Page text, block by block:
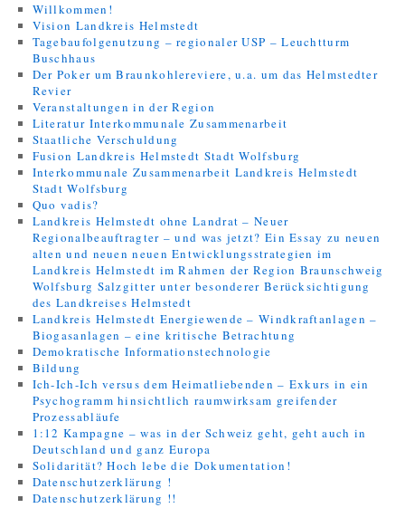
Willkommen!
Vision Landkreis Helmstedt
Tagebaufolgenutzung – regionaler USP – Leuchtturm
Buschhaus
Der Poker um Braunkohlereviere, u.a. um das Helmstedter
Revier
Veranstaltungen in der Region
Literatur Interkommunale Zusammenarbeit
Staatliche Verschuldung
Fusion Landkreis Helmstedt Stadt Wolfsburg
Interkommunale Zusammenarbeit Landkreis Helmstedt
Stadt Wolfsburg
Quo vadis?
Landkreis Helmstedt ohne Landrat – Neuer
Regionalbeauftragter – und was jetzt? Ein Essay zu neuen
alten und neuen neuen Entwicklungsstrategien im
Landkreis Helmstedt im Rahmen der Region Braunschweig
Wolfsburg Salzgitter unter besonderer Berücksichtigung
des Landkreises Helmstedt
Landkreis Helmstedt Energiewende – Windkraftanlagen –
Biogasanlagen – eine kritische Betrachtung
Demokratische Informationstechnologie
Bildung
Ich-Ich-Ich versus dem Heimatliebenden – Exkurs in ein
Psychogramm hinsichtlich raumwirksam greifender
Prozessabläufe
1:12 Kampagne – was in der Schweiz geht, geht auch in
Deutschland und ganz Europa
Solidarität? Hoch lebe die Dokumentation!
Datenschutzerklärung !
Datenschutzerklärung !!